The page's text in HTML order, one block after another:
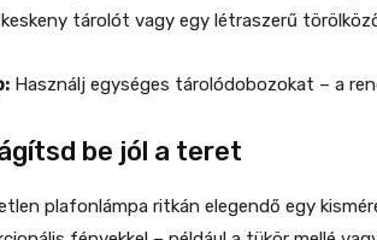
tárolót vagy egy létraszerű
Használj egységes tárolódobozokat – a
be jól a teret
plafonlámpa ritkán elegendő egy